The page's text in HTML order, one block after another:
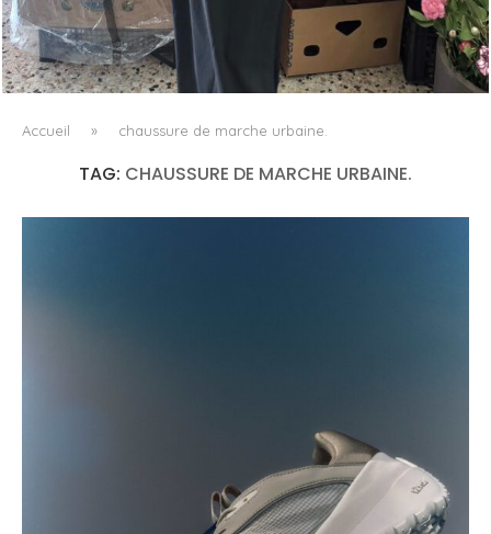
LE BAULETTO DE MM6 MAISON MARGIELA, OU LA
GÉOMÉTRIE COMME SEUL ORNEMENT
Accueil » chaussure de marche urbaine.
TAG: CHAUSSURE DE MARCHE URBAINE.